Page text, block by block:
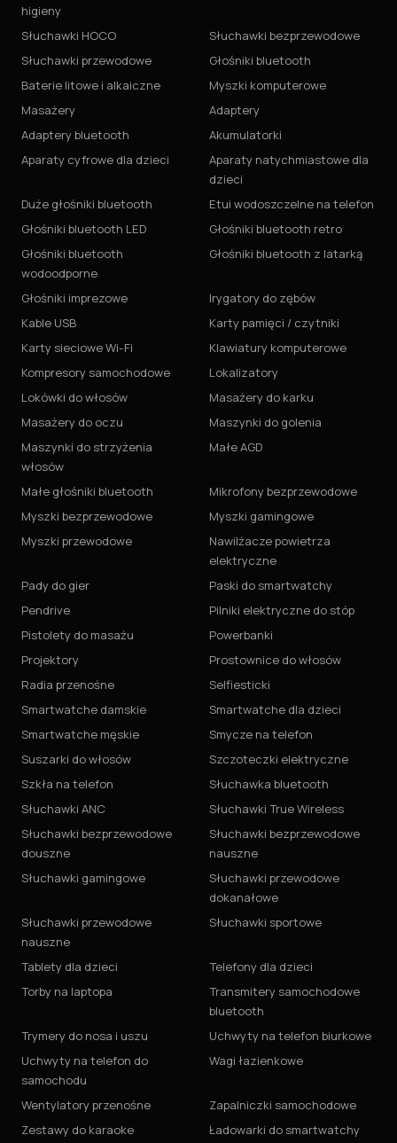
higieny
Słuchawki HOCO
Słuchawki bezprzewodowe
Słuchawki przewodowe
Głośniki bluetooth
Baterie litowe i alkaiczne
Myszki komputerowe
Masażery
Adaptery
Adaptery bluetooth
Akumulatorki
Aparaty cyfrowe dla dzieci
Aparaty natychmiastowe dla
dzieci
Duże głośniki bluetooth
Etui wodoszczelne na telefon
Głośniki bluetooth LED
Głośniki bluetooth retro
Głośniki bluetooth
wodoodporne
Głośniki bluetooth z latarką
Głośniki imprezowe
Irygatory do zębów
Kable USB
Karty pamięci / czytniki
Karty sieciowe Wi-Fi
Klawiatury komputerowe
Kompresory samochodowe
Lokalizatory
Lokówki do włosów
Masażery do karku
Masażery do oczu
Maszynki do golenia
Maszynki do strzyżenia
włosów
Małe AGD
Małe głośniki bluetooth
Mikrofony bezprzewodowe
Myszki bezprzewodowe
Myszki gamingowe
Myszki przewodowe
Nawilżacze powietrza
elektryczne
Pady do gier
Paski do smartwatchy
Pendrive
Pilniki elektryczne do stóp
Pistolety do masażu
Powerbanki
Projektory
Prostownice do włosów
Radia przenośne
Selfiesticki
Smartwatche damskie
Smartwatche dla dzieci
Smartwatche męskie
Smycze na telefon
Suszarki do włosów
Szczoteczki elektryczne
Szkła na telefon
Słuchawka bluetooth
Słuchawki ANC
Słuchawki True Wireless
Słuchawki bezprzewodowe
douszne
Słuchawki bezprzewodowe
nauszne
Słuchawki gamingowe
Słuchawki przewodowe
dokanałowe
Słuchawki przewodowe
nauszne
Słuchawki sportowe
Tablety dla dzieci
Telefony dla dzieci
Torby na laptopa
Transmitery samochodowe
bluetooth
Trymery do nosa i uszu
Uchwyty na telefon biurkowe
Uchwyty na telefon do
samochodu
Wagi łazienkowe
Wentylatory przenośne
Zapalniczki samochodowe
Zestawy do karaoke
Ładowarki do smartwatchy